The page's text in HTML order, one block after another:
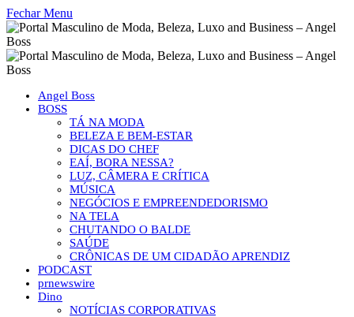
Fechar Menu
Angel Boss
BOSS
TÁ NA MODA
BELEZA E BEM-ESTAR
DICAS DO CHEF
EAÍ, BORA NESSA?
LUZ, CÂMERA E CRÍTICA
MÚSICA
NEGÓCIOS E EMPREENDEDORISMO
NA TELA
CHUTANDO O BALDE
SAÚDE
CRÔNICAS DE UM CIDADÃO APRENDIZ
PODCAST
prnewswire
Dino
NOTÍCIAS CORPORATIVAS